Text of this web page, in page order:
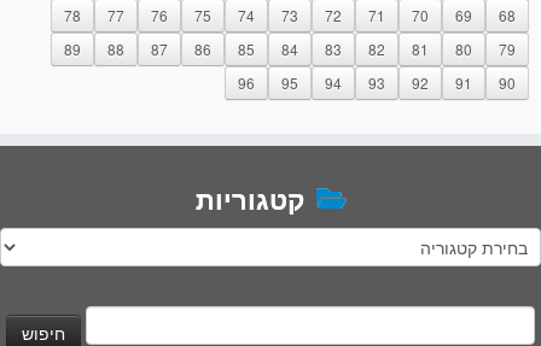
68
69
70
71
72
73
74
75
76
77
78
79
80
81
82
83
84
85
86
87
88
89
90
91
92
93
94
95
96
קטגוריות
קטגוריות